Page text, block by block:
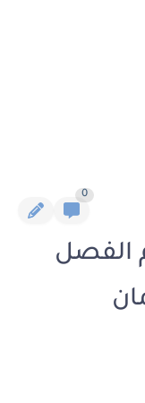
0
الفصل
إيمان